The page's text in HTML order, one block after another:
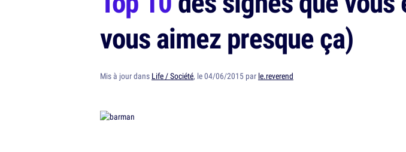
vous aimez presque ça)
Mis à jour dans Life / Société, le 04/06/2015 par le.reverend